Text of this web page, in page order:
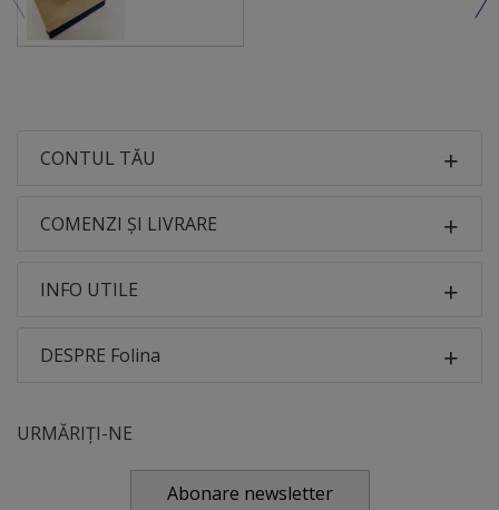
CONTUL TĂU
COMENZI ȘI LIVRARE
INFO UTILE
DESPRE Folina
URMĂRIȚI-NE
Abonare newsletter